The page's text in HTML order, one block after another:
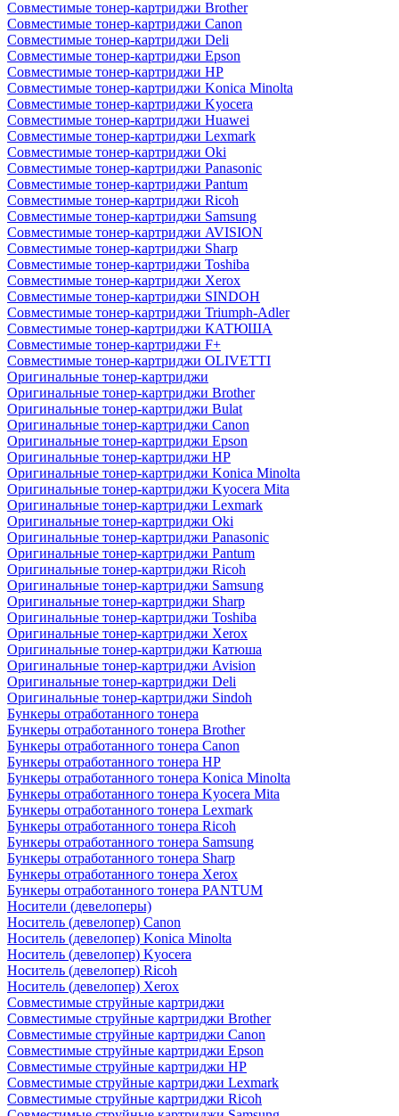
Совместимые тонер-картриджи Brother
Совместимые тонер-картриджи Canon
Совместимые тонер-картриджи Deli
Совместимые тонер-картриджи Epson
Совместимые тонер-картриджи HP
Совместимые тонер-картриджи Konica Minolta
Совместимые тонер-картриджи Kyocera
Совместимые тонер-картриджи Huawei
Совместимые тонер-картриджи Lexmark
Совместимые тонер-картриджи Oki
Совместимые тонер-картриджи Panasonic
Совместимые тонер-картриджи Pantum
Совместимые тонер-картриджи Ricoh
Совместимые тонер-картриджи Samsung
Совместимые тонер-картриджи AVISION
Совместимые тонер-картриджи Sharp
Совместимые тонер-картриджи Toshiba
Совместимые тонер-картриджи Xerox
Совместимые тонер-картриджи SINDOH
Совместимые тонер-картриджи Triumph-Adler
Совместимые тонер-картриджи КАТЮША
Совместимые тонер-картриджи F+
Совместимые тонер-картриджи OLIVETTI
Оригинальные тонер-картриджи
Оригинальные тонер-картриджи Brother
Оригинальные тонер-картриджи Bulat
Оригинальные тонер-картриджи Canon
Оригинальные тонер-картриджи Epson
Оригинальные тонер-картриджи HP
Оригинальные тонер-картриджи Konica Minolta
Оригинальные тонер-картриджи Kyocera Mita
Оригинальные тонер-картриджи Lexmark
Оригинальные тонер-картриджи Oki
Оригинальные тонер-картриджи Panasonic
Оригинальные тонер-картриджи Pantum
Оригинальные тонер-картриджи Ricoh
Оригинальные тонер-картриджи Samsung
Оригинальные тонер-картриджи Sharp
Оригинальные тонер-картриджи Toshiba
Оригинальные тонер-картриджи Xerox
Оригинальные тонер-картриджи Катюша
Оригинальные тонер-картриджи Avision
Оригинальные тонер-картриджи Deli
Оригинальные тонер-картриджи Sindoh
Бункеры отработанного тонера
Бункеры отработанного тонера Brother
Бункеры отработанного тонера Canon
Бункеры отработанного тонера HP
Бункеры отработанного тонера Konica Minolta
Бункеры отработанного тонера Kyocera Mita
Бункеры отработанного тонера Lexmark
Бункеры отработанного тонера Ricoh
Бункеры отработанного тонера Samsung
Бункеры отработанного тонера Sharp
Бункеры отработанного тонера Xerox
Бункеры отработанного тонера PANTUM
Носители (девелоперы)
Носитель (девелопер) Canon
Носитель (девелопер) Konica Minolta
Носитель (девелопер) Kyocera
Носитель (девелопер) Ricoh
Носитель (девелопер) Xerox
Совместимые струйные картриджи
Совместимые струйные картриджи Brother
Совместимые струйные картриджи Canon
Совместимые струйные картриджи Epson
Совместимые струйные картриджи HP
Совместимые струйные картриджи Lexmark
Совместимые струйные картриджи Ricoh